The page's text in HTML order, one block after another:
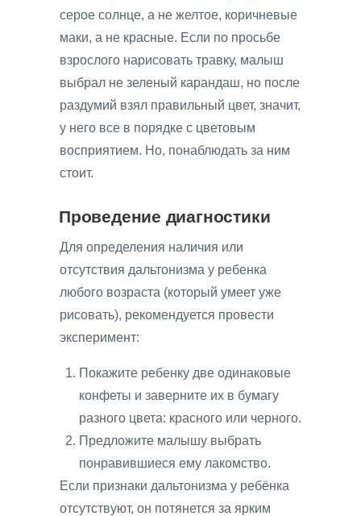
серое солнце, а не желтое, коричневые
маки, а не красные. Если по просьбе
взрослого нарисовать травку, малыш
выбрал не зеленый карандаш, но после
раздумий взял правильный цвет, значит,
у него все в порядке с цветовым
восприятием. Но, понаблюдать за ним
стоит.
Проведение диагностики
Для определения наличия или
отсутствия дальтонизма у ребенка
любого возраста (который умеет уже
рисовать), рекомендуется провести
эксперимент:
Покажите ребенку две одинаковые
конфеты и заверните их в бумагу
разного цвета: красного или черного.
Предложите малышу выбрать
понравившиеся ему лакомство.
Если признаки дальтонизма у ребёнка
отсутствуют, он потянется за ярким